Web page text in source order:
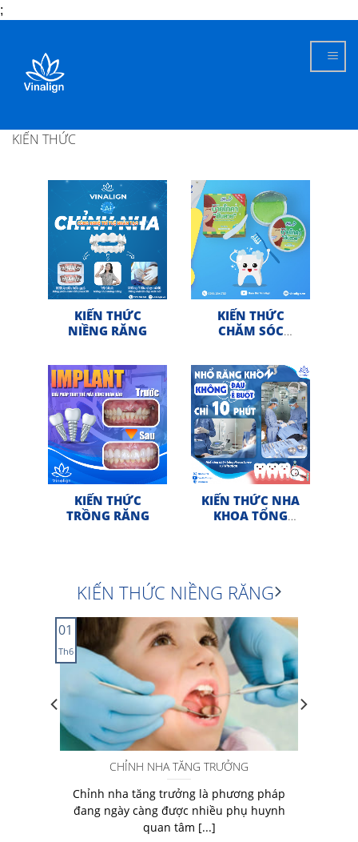
;
content
KIẾN THỨC
KIẾN THỨC
NIỀNG RĂNG
KIẾN THỨC
CHĂM SÓC
KIẾN THỨC
TRỒNG RĂNG
KIẾN THỨC NHA
KHOA TỔNG
KIẾN THỨC NIỀNG RĂNG
CHỈNH NHA TĂNG TRƯỞNG
Chỉnh nha tăng trưởng là phương pháp
đang ngày càng được nhiều phụ huynh
quan tâm [...]
01
Th6